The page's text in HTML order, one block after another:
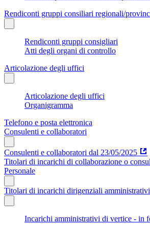
Rendiconti gruppi consiliari regionali/
Rendiconti gruppi consigliari
Atti degli organi di controllo
Articolazione degli uffici
Articolazione degli uffici
Organigramma
Telefono e posta elettronica
Consulenti e collaboratori
Consulenti e collaboratori dal 23/05/2025
Titolari di incarichi di collaborazione o
Personale
Titolari di incarichi dirigenziali
Incarichi amministrativi di vertice - in